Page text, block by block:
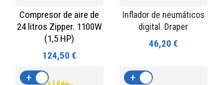
Compresor de aire de
24 litros Zipper. 1100W
(1,5 HP)
124,50 €
Inflador de neumáticos
digital. Draper
46,20 €
+ +